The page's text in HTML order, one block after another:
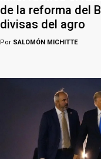
de la reforma del
divisas del agro
Por SALOMÓN MICHITTE